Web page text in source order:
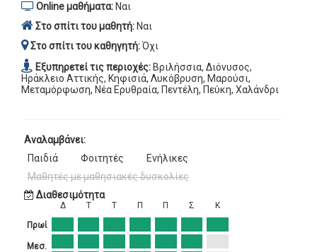
Online μαθήματα: Ναι
Στο σπίτι του μαθητή: Ναι
Στο σπίτι του καθηγητή:Όχι
Εξυπηρετεί τις περιοχές: Βριλήσσια, Διόνυσος,
Ηράκλειο Αττικής, Κηφισιά, Λυκόβρυση, Μαρούσι,
Μεταμόρφωση, Νέα Ερυθραία, Πεντέλη, Πεύκη, Χαλάνδρι
Αναλαμβάνει:
Παιδιά
Φοιτητές
Ενήλικες
Μαθητές με μαθησιακές δυσκολίες
Διαθεσιμότητα
Πρωί
Μεσ.
Δ Τ Τ Π Π Σ Κ